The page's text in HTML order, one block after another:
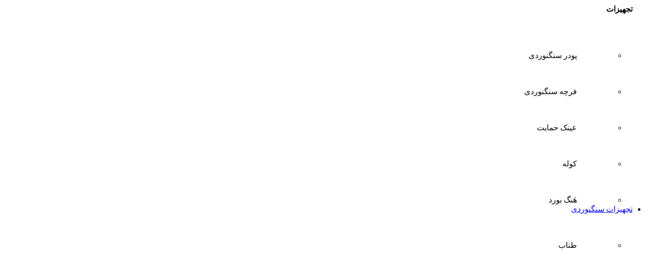
تجهیزات
پودر سنگنوردی
فرچه سنگنوردی
عینک حمایت
کوله
هَنگ بورد
تجهیزات سنگنوردی
طناب